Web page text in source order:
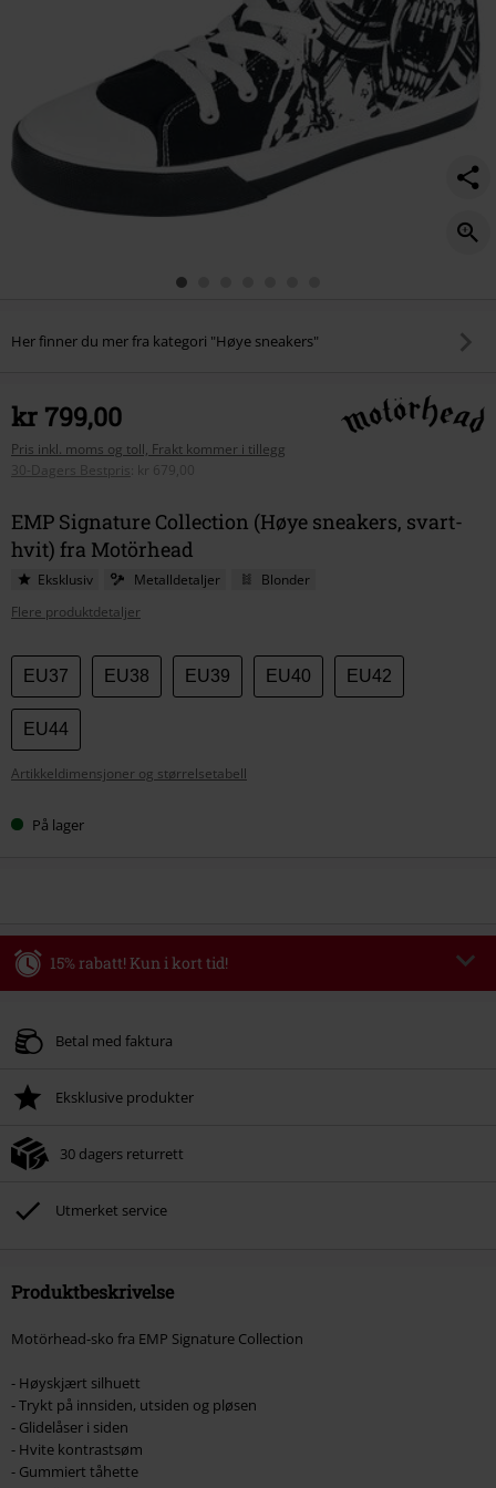
Her finner du mer fra kategori "Høye sneakers"
kr 799,00
Pris inkl. moms og toll, Frakt kommer i tillegg
30-Dagers Bestpris
kr 679,00
EMP Signature Collection (Høye sneakers, svart-
hvit) fra Motörhead
Eksklusiv Metalldetaljer
Blonder
Flere produktdetaljer
Velg
størrelse
EU37 EU38 EU39 EU40 EU42
EU44
Artikkeldimensjoner og størrelsetabell
På lager
15% rabatt! Kun i kort tid!
Gyldig fram til 09/08/2026
Når du har skrevet inn koden, vil rabatten automatisk bli trukket fra i
Kan ikke kombineres med andre kampanjekoder. Følgende er ekskludert fra
Lindemann, Böhse Onkelz, Broilers, Die Ärzte, Die Toten Hosen, Metality,
gavekort og varer som inkluderer en donasjon.
Betal med faktura
Eksklusive produkter
30 dagers returrett
Utmerket service
Produktbeskrivelse
Motörhead-sko fra EMP Signature Collection
- Høyskjært silhuett
- Trykt på innsiden, utsiden og pløsen
- Glidelåser i siden
- Hvite kontrastsøm
- Gummiert tåhette